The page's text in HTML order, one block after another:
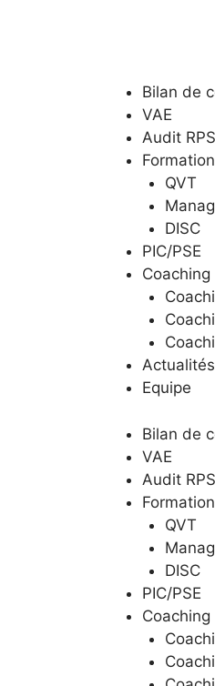
Bilan de
VAE
Audit RPS
Formation
QVT
DISC
PIC/PSE
Coaching
Actualités
Equipe
Bilan de
VAE
Audit RPS
Formation
QVT
DISC
PIC/PSE
Coaching